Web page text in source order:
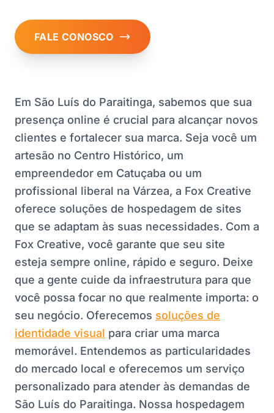
FALE CONOSCO
Em São Luís do Paraitinga, sabemos que sua
presença online é crucial para alcançar novos
clientes e fortalecer sua marca. Seja você um
artesão no Centro Histórico, um
empreendedor em Catuçaba ou um
profissional liberal na Várzea, a Fox Creative
oferece soluções de hospedagem de sites
que se adaptam às suas necessidades. Com a
Fox Creative, você garante que seu site
esteja sempre online, rápido e seguro. Deixe
que a gente cuide da infraestrutura para que
você possa focar no que realmente importa: o
seu negócio. Oferecemos soluções de
identidade visual para criar uma marca
memorável. Entendemos as particularidades
do mercado local e oferecemos um serviço
personalizado para atender às demandas de
São Luís do Paraitinga. Nossa hospedagem